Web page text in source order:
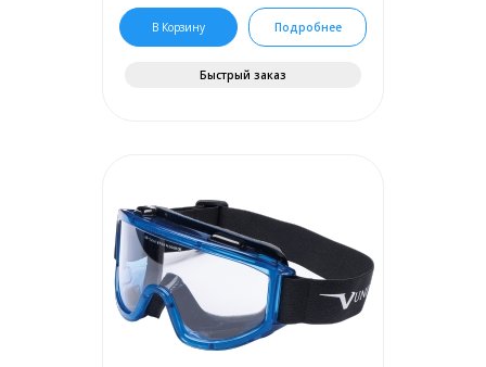
В Корзину Подробнее
Быстрый заказ